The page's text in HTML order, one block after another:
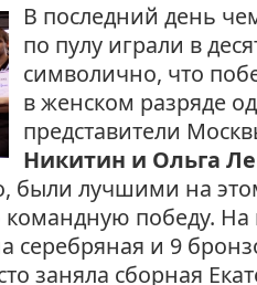
В последний день
по пулу играли в
символично, что
в женском разряде
представители
Никитин и Ольга
были лучшими на
победу. На
серебряная и 9
заняла сборная